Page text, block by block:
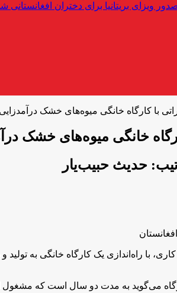
ویزای بریتانیا برای دختران افغانستانی
با کارگاه خانگی میوه‌های خشک
خانگی میوه‌های خشک
حدیث حبیب‌یار
با راه‌اندازی یک کارگاه خانگی به
به مدت دو سال است که مشغول این کار است و تاکنون